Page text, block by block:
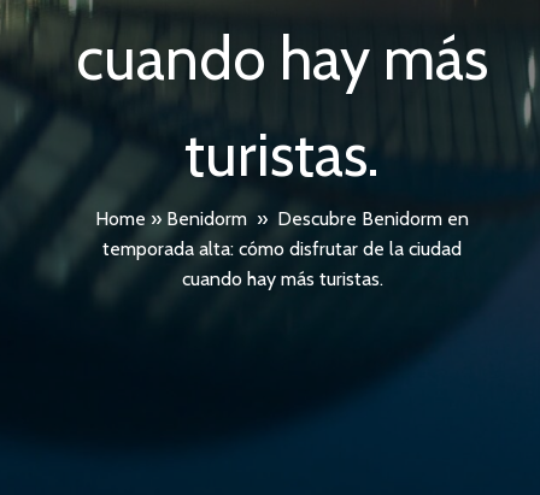
cuando hay más
turistas.
Home» Benidorm » Descubre Benidorm en
temporada alta: cómo disfrutar de la ciudad
cuando hay más turistas.